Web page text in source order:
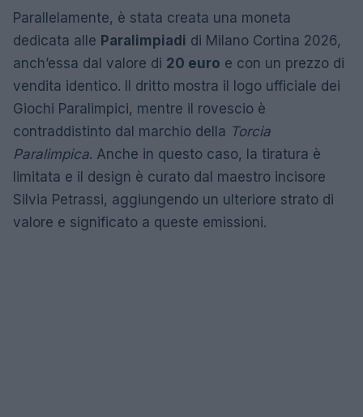
Parallelamente, è stata creata una moneta
dedicata alle Paralimpiadi di Milano Cortina 2026,
anch’essa dal valore di 20 euro e con un prezzo di
vendita identico. Il dritto mostra il logo ufficiale dei
Giochi Paralimpici, mentre il rovescio è
contraddistinto dal marchio della Torcia
Paralimpica. Anche in questo caso, la tiratura è
limitata e il design è curato dal maestro incisore
Silvia Petrassi, aggiungendo un ulteriore strato di
valore e significato a queste emissioni.